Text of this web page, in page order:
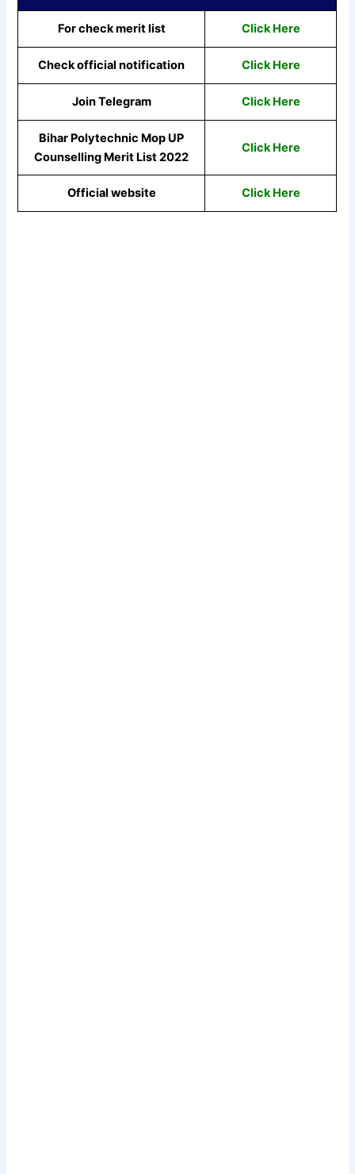
For check merit list Click Here
Check official notification Click Here
Join Telegram Click Here
Bihar Polytechnic Mop UP
Counselling Merit List 2022
Click Here
Official website Click Here